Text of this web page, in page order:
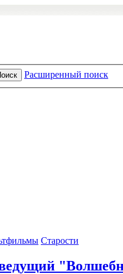
Расширенный поиск
Старости